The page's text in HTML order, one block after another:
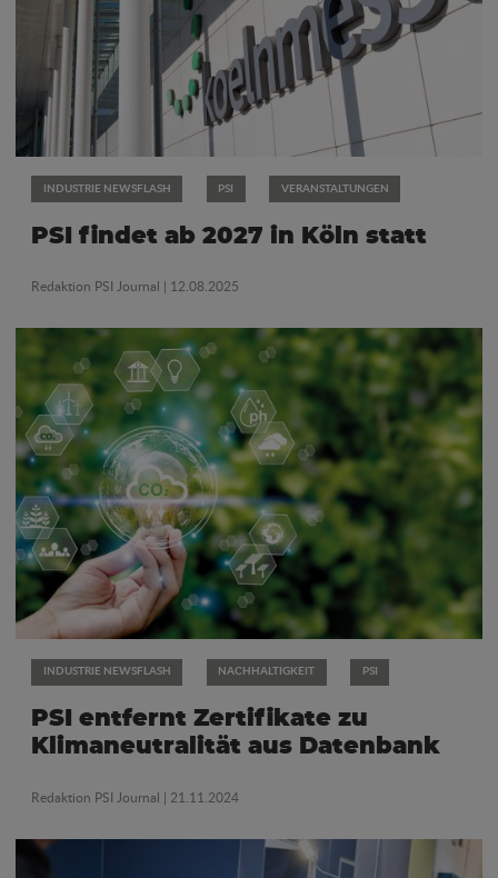
INDUSTRIE NEWSFLASH PSI VERANSTALTUNGEN
PSI findet ab 2027 in Köln statt
Redaktion PSI Journal | 12.08.2025
INDUSTRIE NEWSFLASH NACHHALTIGKEIT PSI
PSI entfernt Zertifikate zu
Klimaneutralität aus Datenbank
Redaktion PSI Journal | 21.11.2024